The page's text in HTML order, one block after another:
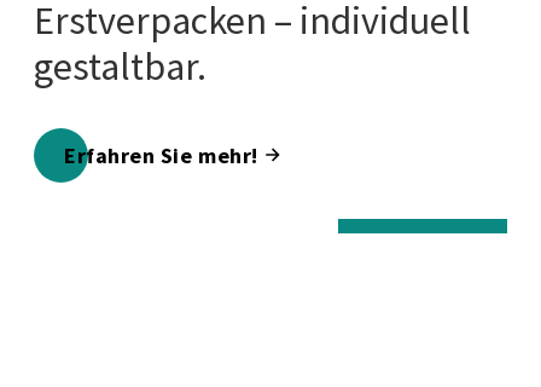
Erstverpacken – individuell
gestaltbar.
Erfahren Sie mehr!